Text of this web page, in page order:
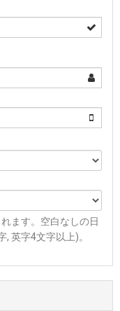
ます。空白なしの日
英字4文字以上)。